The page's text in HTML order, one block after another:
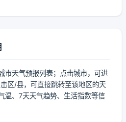
市天气预报列表；点击城市，可进
区/县，可直接跳转至该地区的天
温、7天天气趋势、生活指数等信